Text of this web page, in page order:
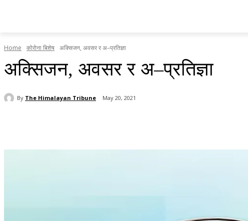
Home कोरोना बिशेष अक्सिजन, अवसर र अ–प्रतिज्ञा
अक्सिजन, अवसर र अ–प्रतिज्ञा
By The Himalayan Tribune May 20, 2021